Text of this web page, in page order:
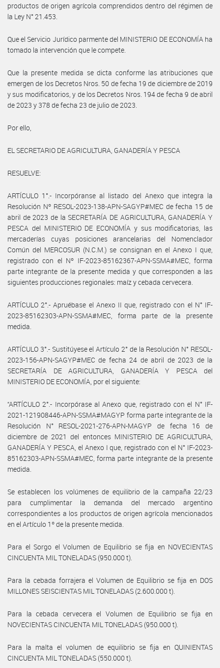
productos de origen agrícola comprendidos dentro del régimen de
la Ley N° 21.453.
Que el Servicio Jurídico parmente del MINISTERIO DE ECONOMÍA ha
tomado la intervención que le compete.
Que la presente medida se dicta conforme las atribuciones que
emergen de los Decretos Nros. 50 de fecha 19 de diciembre de 2019
y sus modificatorios, y de los Decretos Nros. 194 de fecha 9 de abril
de 2023 y 378 de fecha 23 de julio de 2023.
Por ello,
EL SECRETARIO DE AGRICULTURA, GANADERÍA Y PESCA
RESUELVE:
ARTÍCULO 1°.- Incorpóranse al listado del Anexo que integra la
Resolución Nº RESOL-2023-138-APN-SAGYP#MEC de fecha 15 de
abril de 2023 de la SECRETARÍA DE AGRICULTURA, GANADERÍA Y
PESCA del MINISTERIO DE ECONOMÍA y sus modificatorias, las
mercaderías cuyas posiciones arancelarias del Nomenclador
Común del MERCOSUR (N.C.M.) se consignan en el Anexo I que,
registrado con el Nº IF-2023-85162367-APN-SSMA#MEC, forma
parte integrante de la presente medida y que corresponden a las
siguientes producciones regionales: maíz y cebada cervecera.
ARTÍCULO 2°.- Apruébase el Anexo II que, registrado con el N° IF-
2023-85162303-APN-SSMA#MEC, forma parte de la presente
medida.
ARTÍCULO 3°.- Sustitúyese el Artículo 2° de la Resolución N° RESOL-
2023-156-APN-SAGYP#MEC de fecha 24 de abril de 2023 de la
SECRETARÍA DE AGRICULTURA, GANADERÍA Y PESCA del
MINISTERIO DE ECONOMÍA, por el siguiente:
“ARTÍCULO 2°.- Incorpórase al Anexo que, registrado con el N° IF-
2021-121908446-APN-SSMA#MAGYP forma parte integrante de la
Resolución N° RESOL-2021-276-APN-MAGYP de fecha 16 de
diciembre de 2021 del entonces MINISTERIO DE AGRICULTURA,
GANADERÍA Y PESCA, el Anexo I que, registrado con el N° IF-2023-
85162303-APN-SSMA#MEC, forma parte integrante de la presente
medida.
Se establecen los volúmenes de equilibrio de la campaña 22/23
para cumplimentar la demanda del mercado argentino
correspondientes a los productos de origen agrícola mencionados
en el Artículo 1º de la presente medida.
Para el Sorgo el Volumen de Equilibrio se fija en NOVECIENTAS
CINCUENTA MIL TONELADAS (950.000 t).
Para la cebada forrajera el Volumen de Equilibrio se fija en DOS
MILLONES SEISCIENTAS MIL TONELADAS (2.600.000 t).
Para la cebada cervecera el Volumen de Equilibrio se fija en
NOVECIENTAS CINCUENTA MIL TONELADAS (950.000 t).
Para la malta el volumen de equilibrio se fija en QUINIENTAS
CINCUENTA MIL TONELADAS (550.000 t).